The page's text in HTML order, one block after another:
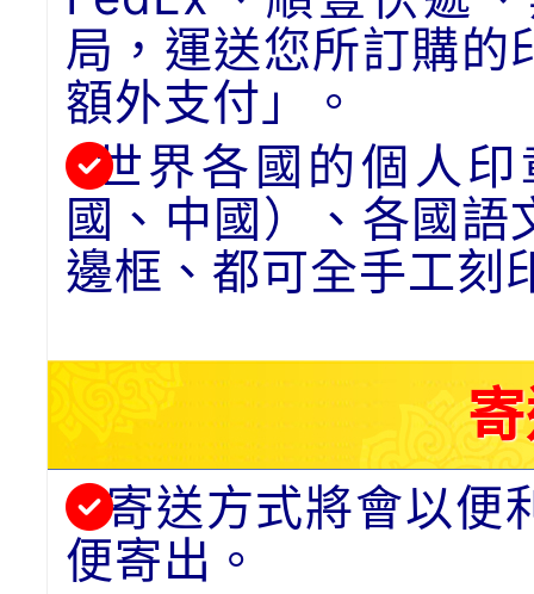
局，運送您所訂購的
額外支付」。
世界各國的個人
國、中國）、各國
邊框、都可全手工刻
寄送方式將會以便
便寄出。